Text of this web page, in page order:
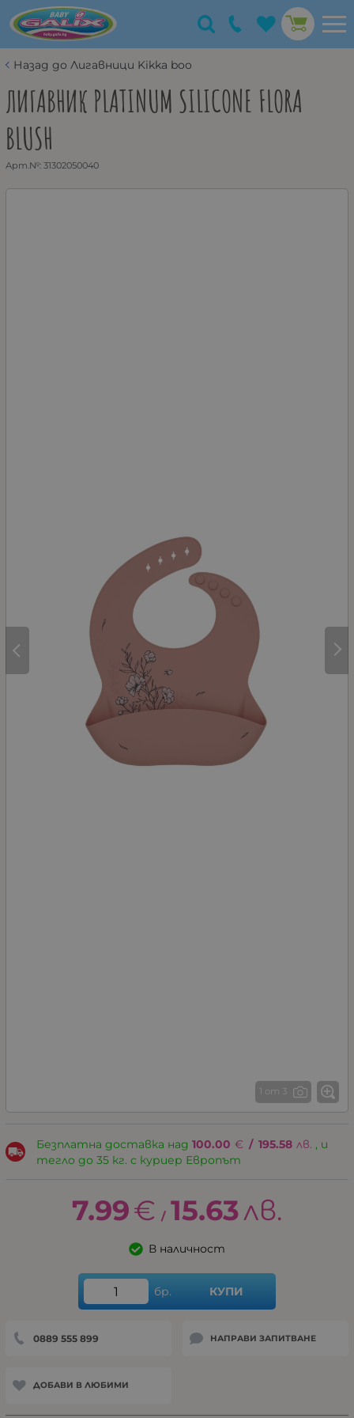
Назад до Лигавници Kikka boo
ЛИГАВНИК PLATINUM SILICONE FLORA
BLUSH
Арт.№: 31302050040
1 от 3
Безплатна доставка над 100.00 € / 195.58 лв. , и
тегло до 35 кг. с куриер Европът
7.99€ / 15.63лв.
В наличност
бр. КУПИ
0889 555 899 НАПРАВИ ЗАПИТВАНЕ
ДОБАВИ В ЛЮБИМИ